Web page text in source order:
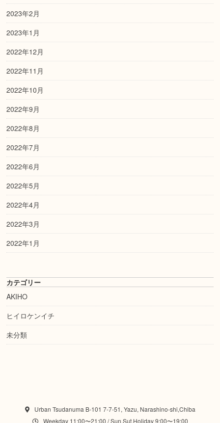
2023年2月
2023年1月
2022年12月
2022年11月
2022年10月
2022年9月
2022年8月
2022年7月
2022年6月
2022年5月
2022年4月
2022年3月
2022年1月
カテゴリー
AKIHO
ヒイロケンイチ
未分類
Urban Tsudanuma B-101 7-7-51, Yazu, Narashino-shi,Chiba
Weekday 11:00〜21:00 / Sun,Sut,Holiday 9:00〜19:00